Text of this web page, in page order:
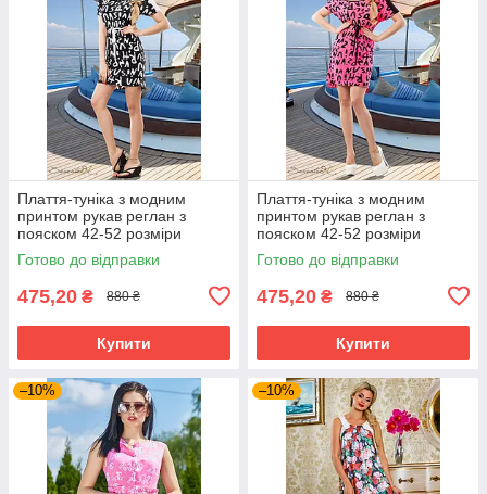
Плаття-туніка з модним
принтом рукав реглан з
пояском 42-52 розміри
Готово до відправки
475,20 ₴ 880 ₴
Купити
Плаття-туніка з модним
принтом рукав реглан з
пояском 42-52 розміри
Готово до відправки
475,20 ₴ 880 ₴
Купити
–10% –10%